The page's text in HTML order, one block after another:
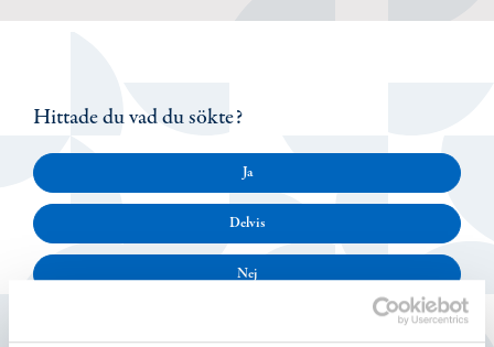
Hittade du vad du sökte?
Ja
Delvis
Nej